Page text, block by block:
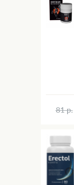
81 р.